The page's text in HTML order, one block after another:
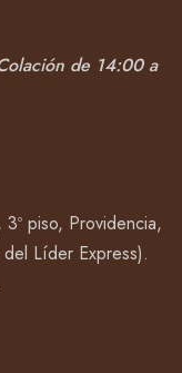
de 14:00 a
piso, Providencia,
Líder Express).